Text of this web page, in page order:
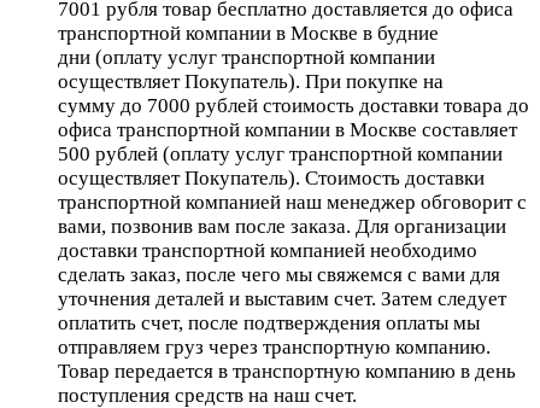
7001 рубля товар бесплатно доставляется до офиса
транспортной компании в Москве в будние
дни (оплату услуг транспортной компании
осуществляет Покупатель). При покупке на
сумму до 7000 рублей стоимость доставки товара до
офиса транспортной компании в Москве составляет
500 рублей (оплату услуг транспортной компании
осуществляет Покупатель). Стоимость доставки
транспортной компанией наш менеджер обговорит с
вами, позвонив вам после заказа. Для организации
доставки транспортной компанией необходимо
сделать заказ, после чего мы свяжемся с вами для
уточнения деталей и выставим счет. Затем следует
оплатить счет, после подтверждения оплаты мы
отправляем груз через транспортную компанию.
Товар передается в транспортную компанию в день
поступления средств на наш счет.